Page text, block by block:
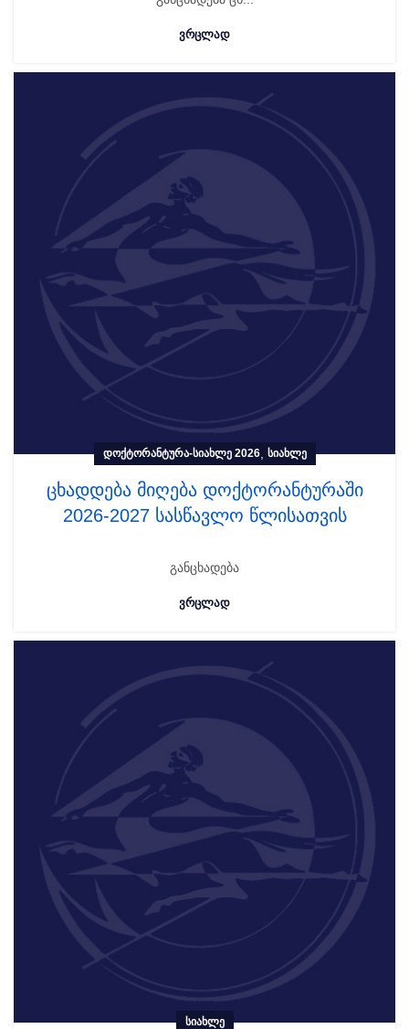
ᲕᲠᲪᲚᲐᲓ
ᲓᲝᲥᲢᲝᲠᲐᲜᲢᲣᲠᲐ-ᲡᲘᲐᲮᲚᲔ 2026, ᲡᲘᲐᲮᲚᲔ
ცხადდება მიღება დოქტორანტურაში
2026-2027 სასწავლო წლისათვის
განცხადება
ᲕᲠᲪᲚᲐᲓ
ᲡᲘᲐᲮᲚᲔ